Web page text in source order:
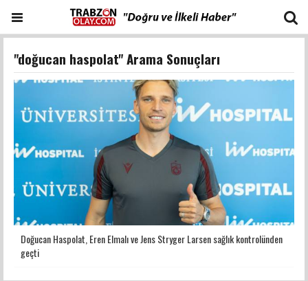
"doğucan haspolat" Arama Sonuçları
Doğucan Haspolat, Eren Elmalı ve Jens Stryger Larsen sağlık kontrolünden
geçti